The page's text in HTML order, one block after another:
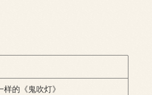
的《鬼吹灯》